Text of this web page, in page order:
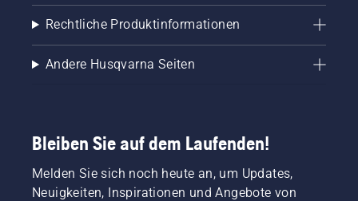
Rechtliche Produktinformationen
Andere Husqvarna Seiten
Bleiben Sie auf dem Laufenden!
Melden Sie sich noch heute an, um Updates,
Neuigkeiten, Inspirationen und Angebote von